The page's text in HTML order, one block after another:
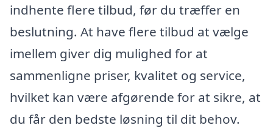
indhente flere tilbud, før du træffer en
beslutning. At have flere tilbud at vælge
imellem giver dig mulighed for at
sammenligne priser, kvalitet og service,
hvilket kan være afgørende for at sikre, at
du får den bedste løsning til dit behov.